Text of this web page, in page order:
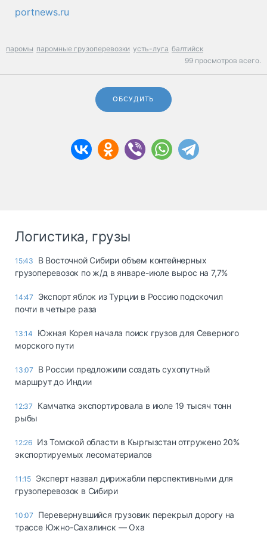
portnews.ru
паромы паромные грузоперевозки усть-луга балтийск
99 просмотров всего.
ОБСУДИТЬ
Логистика, грузы
15:43
В Восточной Сибири объем контейнерных
грузоперевозок по ж/д в январе-июле вырос на 7,7%
14:47
Экспорт яблок из Турции в Россию подскочил
почти в четыре раза
13:14
Южная Корея начала поиск грузов для Северного
морского пути
13:07
В России предложили создать сухопутный
маршрут до Индии
12:37
Камчатка экспортировала в июле 19 тысяч тонн
рыбы
12:26 Из Томской области в Кыргызстан отгружено 20%
экспортируемых лесоматериалов
11:15 Эксперт назвал дирижабли перспективными для
грузоперевозок в Сибири
10:07
Перевернувшийся грузовик перекрыл дорогу на
трассе Южно-Сахалинск — Оха